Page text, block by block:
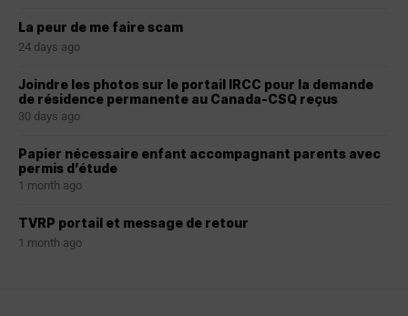
La peur de me faire scam
24 days ago
Joindre les photos sur le portail IRCC pour la demande
de résidence permanente au Canada-CSQ reçus
30 days ago
Papier nécessaire enfant accompagnant parents avec
permis d’étude
1 month ago
TVRP portail et message de retour
1 month ago